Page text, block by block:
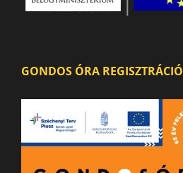
GONDOS ÓRA REGISZTRÁCIÓ